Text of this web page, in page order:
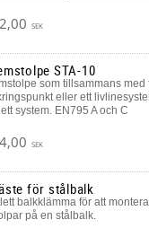
SEK
STA-10
som tillsammans med
eller ett
system. EN795 A och C
SEK
för stålbalk
balkklämma för att
på en stålbalk.